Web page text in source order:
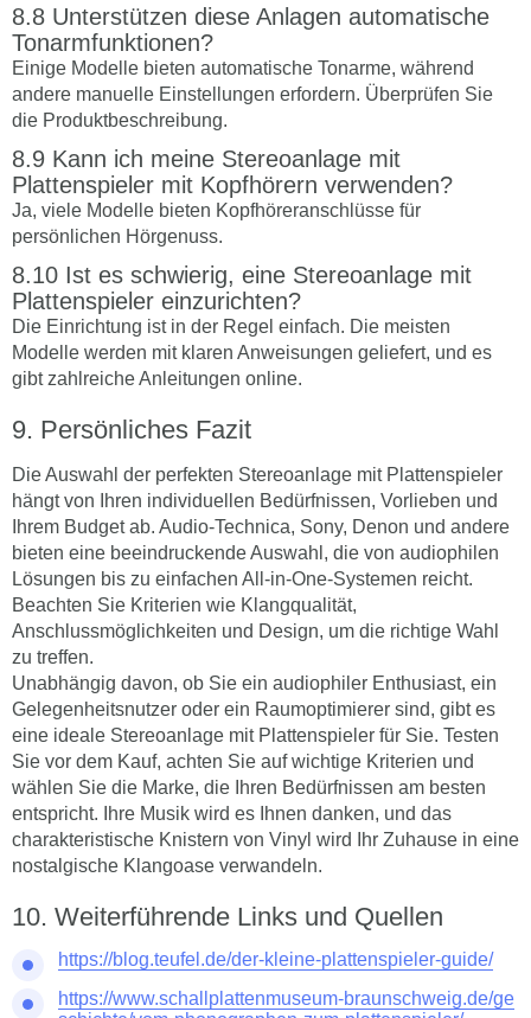
Unterstützen diese Anlagen automatische
Tonarmfunktionen?
Einige Modelle bieten automatische Tonarme, während
andere manuelle Einstellungen erfordern. Überprüfen Sie
die Produktbeschreibung.
Kann ich meine Stereoanlage mit
Plattenspieler mit Kopfhörern verwenden?
Ja, viele Modelle bieten Kopfhöreranschlüsse für
persönlichen Hörgenuss.
Ist es schwierig, eine Stereoanlage mit
Plattenspieler einzurichten?
Die Einrichtung ist in der Regel einfach. Die meisten
Modelle werden mit klaren Anweisungen geliefert, und es
gibt zahlreiche Anleitungen online.
Persönliches Fazit
Die Auswahl der perfekten Stereoanlage mit Plattenspieler
hängt von Ihren individuellen Bedürfnissen, Vorlieben und
Ihrem Budget ab. Audio-Technica, Sony, Denon und andere
bieten eine beeindruckende Auswahl, die von audiophilen
Lösungen bis zu einfachen All-in-One-Systemen reicht.
Beachten Sie Kriterien wie Klangqualität,
Anschlussmöglichkeiten und Design, um die richtige Wahl
zu treffen.
Unabhängig davon, ob Sie ein audiophiler Enthusiast, ein
Gelegenheitsnutzer oder ein Raumoptimierer sind, gibt es
eine ideale Stereoanlage mit Plattenspieler für Sie. Testen
Sie vor dem Kauf, achten Sie auf wichtige Kriterien und
wählen Sie die Marke, die Ihren Bedürfnissen am besten
entspricht. Ihre Musik wird es Ihnen danken, und das
charakteristische Knistern von Vinyl wird Ihr Zuhause in eine
nostalgische Klangoase verwandeln.
Weiterführende Links und Quellen
https://blog.teufel.de/der-kleine-plattenspieler-guide/
https://www.schallplattenmuseum-braunschweig.de/ge